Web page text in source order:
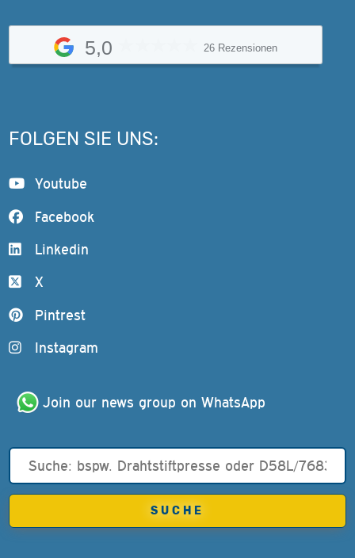
5,0 26 Rezensionen
FOLGEN SIE UNS:
Youtube
Facebook
Linkedin
X
Pintrest
Instagram
Join our news group on WhatsApp